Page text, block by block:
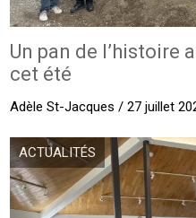
Un pan de l’histoire
cet été
Adèle St-Jacques / 27 juillet
ACTUALITÉS